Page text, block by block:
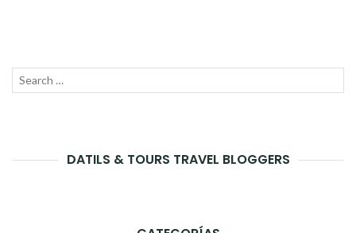
Search
DATILS & TOURS TRAVEL BLOGGERS